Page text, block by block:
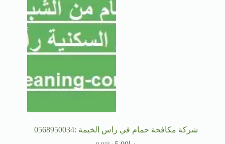
شركة مكافحة حمام في راس الخيمة :0568950034